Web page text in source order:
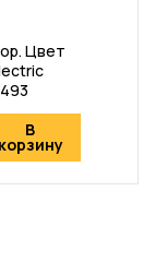
Цвет
В
корзину